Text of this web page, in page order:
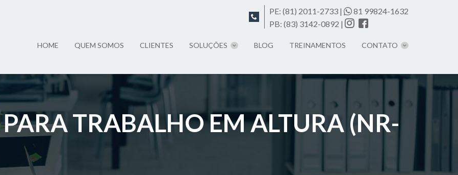
PE: (81) 2011-2733 |
81 99824-1632
PB: (83) 3142-0892 |
HOME QUEM SOMOS CLIENTES SOLUÇÕES BLOG TREINAMENTOS CONTATO
TRABALHO EM ALTURA (NR-